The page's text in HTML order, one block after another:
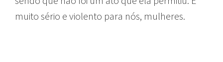
muito sério e violento para nós, mulheres.